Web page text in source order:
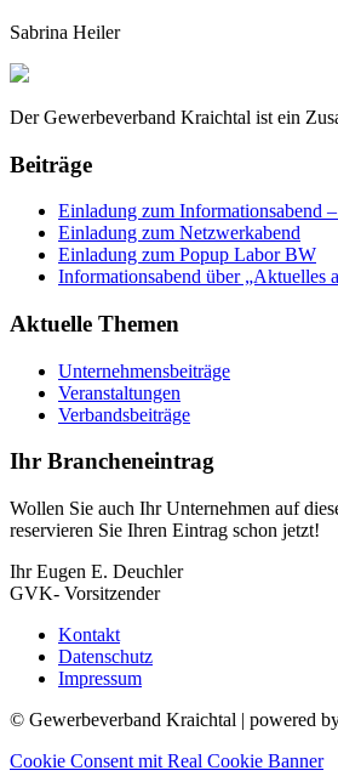
Sabrina Heiler
Der Gewerbeverband Kraichtal ist ein
Beiträge
Einladung zum Informationsabend
Einladung zum Netzwerkabend
Einladung zum Popup Labor BW
Informationsabend über „Aktuelles
Aktuelle Themen
Unternehmensbeiträge
Veranstaltungen
Verbandsbeiträge
Ihr Brancheneintrag
Wollen Sie auch Ihr Unternehmen auf
reservieren Sie Ihren Eintrag schon jetzt!
Ihr Eugen E. Deuchler
GVK- Vorsitzender
Kontakt
Datenschutz
Impressum
© Gewerbeverband Kraichtal | powered
Cookie Consent mit Real Cookie Banner